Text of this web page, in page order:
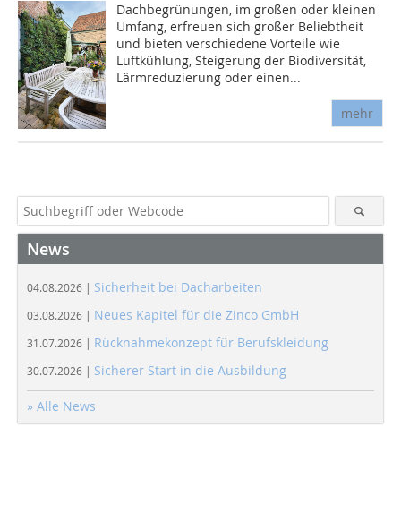
Dachbegrünungen, im großen oder kleinen
Umfang, erfreuen sich großer Beliebtheit
und bieten verschiedene Vorteile wie
Luftkühlung, Steigerung der Biodiversität,
Lärmreduzierung oder einen...
mehr
News
04.08.2026 | Sicherheit bei Dacharbeiten
03.08.2026 | Neues Kapitel für die Zinco GmbH
31.07.2026 | Rücknahmekonzept für Berufskleidung
30.07.2026 | Sicherer Start in die Ausbildung
» Alle News